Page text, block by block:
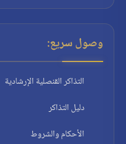
وصول سريع:
التذاكر القنصلية الإرشادية
دليل التذاكر
الأحكام والشروط